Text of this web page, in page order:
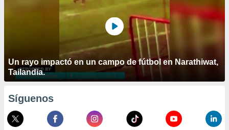
Un rayo impactó en un campo de fútbol en Narathiwat,
Tailandia.
Síguenos